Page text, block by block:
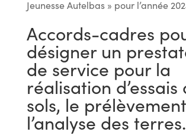
Jeunesse Autelbas » pour l’année
Accords-cadres
désigner un
de service pour la
réalisation d’essais
sols, le
l’analyse des terres.